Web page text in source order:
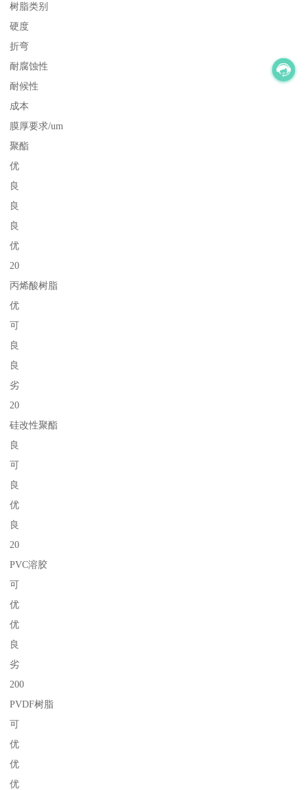
树脂类别
硬度
折弯
耐腐蚀性
耐候性
成本
膜厚要求/um
聚酯
优
良
良
良
优
20
丙烯酸树脂
优
可
良
良
劣
20
硅改性聚酯
良
可
良
优
良
20
PVC溶胶
可
优
优
良
劣
200
PVDF树脂
可
优
优
优